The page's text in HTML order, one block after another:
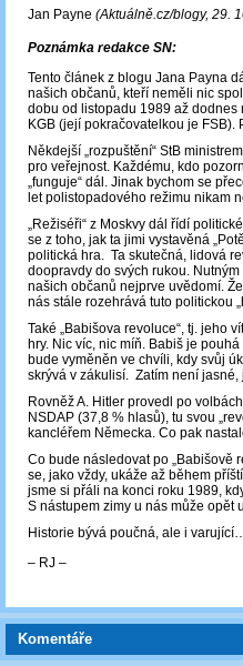
Jan Payne (Aktuálně.cz/blogy, 29.
Poznámka redakce SN:
Tento článek z blogu Jana Payna
našich občanů, kteří neměli nic
dobu od listopadu 1989 až
KGB (její pokračovatelkou je
Někdejší „rozpuštění“ StB
pro veřejnost. Každému, kdo
„funguje“ dál. Jinak bychom se
let polistopadového režimu nikam
„Režiséři“ z Moskvy dál řídí
se z toho, jak ta jimi vystavěná
politická hra. Ta skutečná, lidová
doopravdy do svých rukou.
našich občanů nejprve uvědomí.
nás stále rozehrává tuto politickou
Také „Babišova revoluce“, tj. jeho
hry. Nic víc, nic míň. Babiš je
bude vyměněn ve chvíli, kdy svůj
skrývá v zákulisí. Zatím není
Rovněž A. Hitler provedl po
NSDAP (37,8 % hlasů), tu svou
kancléřem Německa. Co pak
Co bude následovat po „Babišově
se, jako vždy, ukáže až během
jsme si přáli na konci roku 1989,
S nástupem zimy u nás může opět
Historie bývá poučná, ale i
‒ RJ ‒
Komentáře